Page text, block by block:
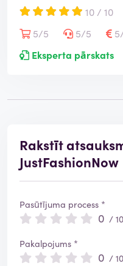
10 / 10
5/5
5/5
Eksperta pārskats
Rakstīt
JustFashionNow
Pasūtījuma process *
0 / 10
Pakalpojums *
0 / 10